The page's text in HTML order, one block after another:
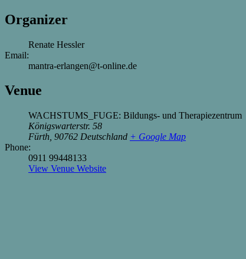
Organizer
Renate Hessler
Email:
mantra-erlangen@t-online.de
Venue
WACHSTUMS_FUGE: Bildungs- und Therapiezentrum
Königswarterstr. 58
Fürth 90762 Deutschland + Google Map
Phone:
0911 99448133
View Venue Website